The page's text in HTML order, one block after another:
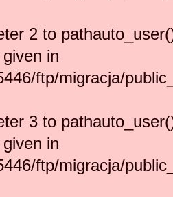
2 to
in
ftp/migracja/
3 to
in
ftp/migracja/